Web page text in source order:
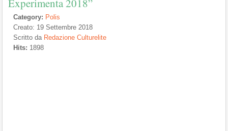
Experimenta 2018”
Category: Polis
Creato: 19 Settembre 2018
Scritto da Redazione Culturelite
Hits: 1898